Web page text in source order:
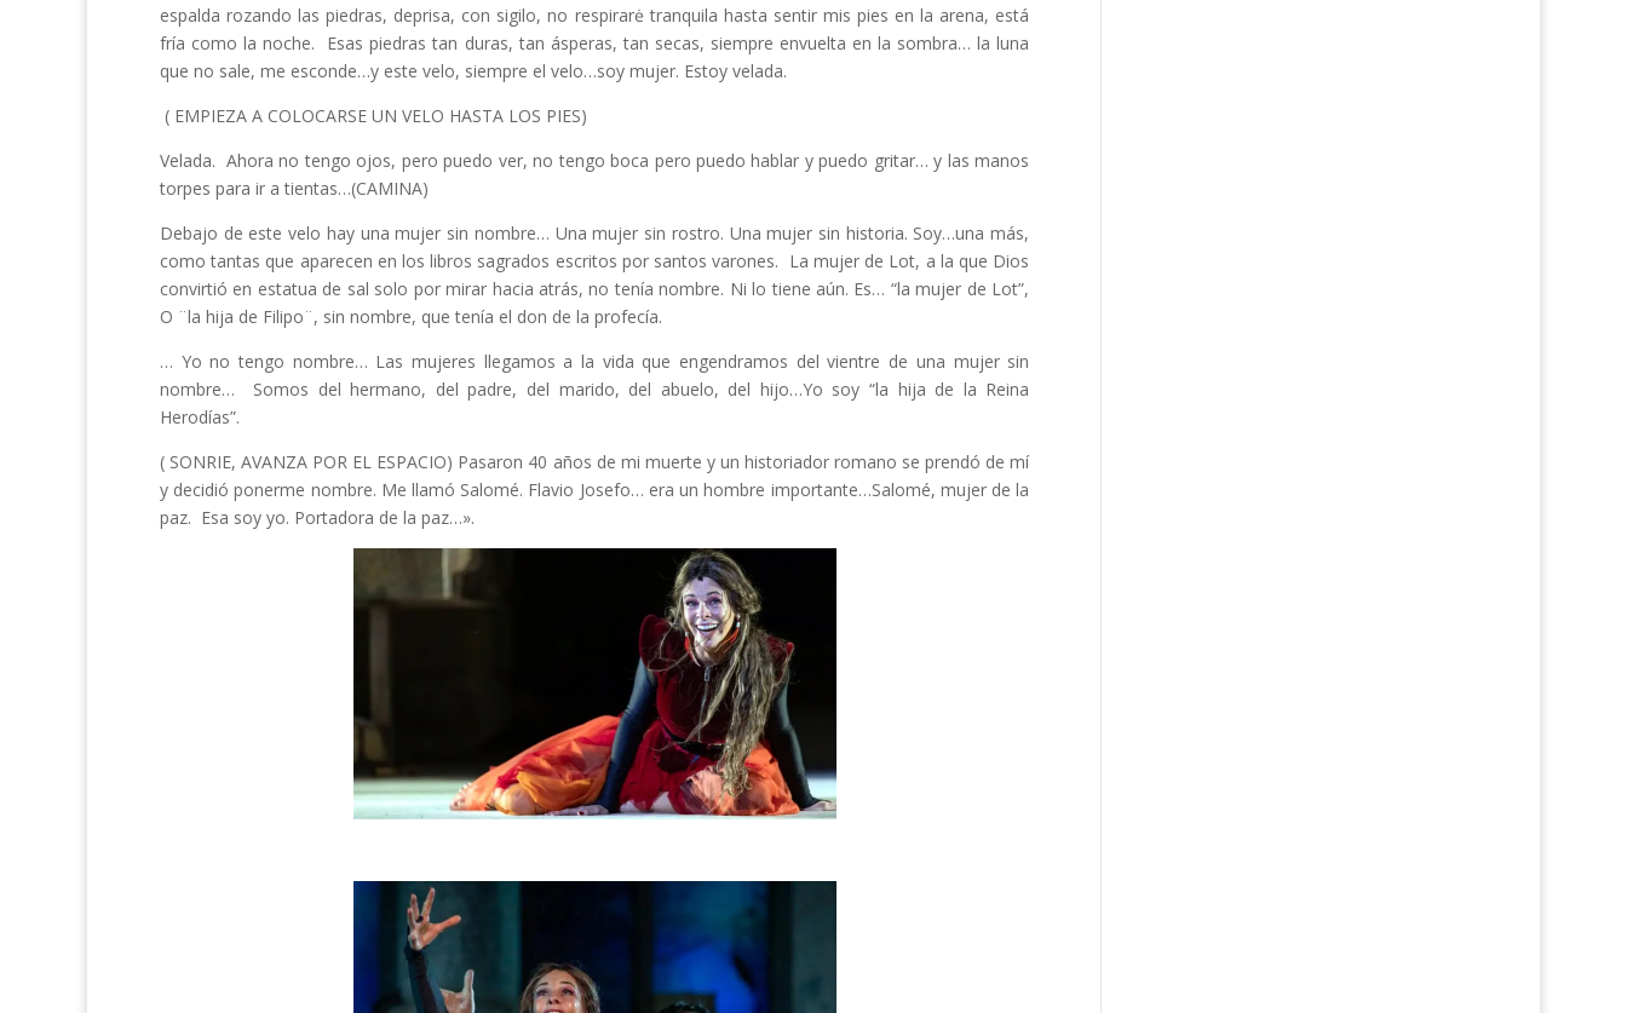
espalda rozando las piedras, deprisa, con sigilo, no respirarė tranquila hasta sentir mis pies en la arena, está
fría como la noche. Esas piedras tan duras, tan ásperas, tan secas, siempre envuelta en la sombra… la luna
que no sale, me esconde…y este velo, siempre el velo…soy mujer. Estoy velada.
( EMPIEZA A COLOCARSE UN VELO HASTA LOS PIES)
Velada. Ahora no tengo ojos, pero puedo ver, no tengo boca pero puedo hablar y puedo gritar… y las manos
torpes para ir a tientas…(CAMINA)
Debajo de este velo hay una mujer sin nombre… Una mujer sin rostro. Una mujer sin historia. Soy…una más,
como tantas que aparecen en los libros sagrados escritos por santos varones. La mujer de Lot, a la que Dios
convirtió en estatua de sal solo por mirar hacia atrás, no tenía nombre. Ni lo tiene aún. Es… “la mujer de Lot”,
O ¨la hija de Filipo¨, sin nombre, que tenía el don de la profecía.
… Yo no tengo nombre… Las mujeres llegamos a la vida que engendramos del vientre de una mujer sin
nombre… Somos del hermano, del padre, del marido, del abuelo, del hijo…Yo soy “la hija de la Reina
Herodías”.
( SONRIE, AVANZA POR EL ESPACIO) Pasaron 40 años de mi muerte y un historiador romano se prendó de mí
y decidió ponerme nombre. Me llamó Salomé. Flavio Josefo… era un hombre importante…Salomé, mujer de la
paz. Esa soy yo. Portadora de la paz…».